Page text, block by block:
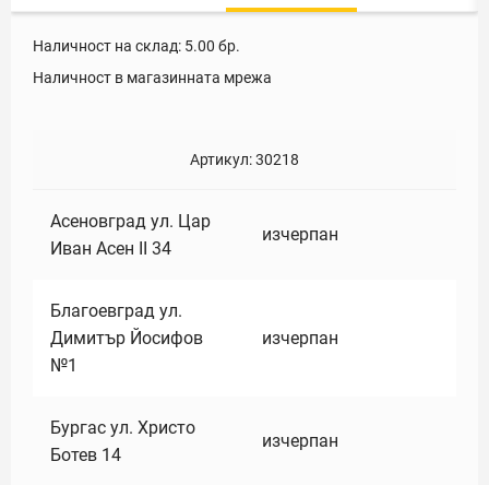
Наличност на склад: 5.00 бр.
Наличност в магазинната мрежа
Артикул:30218
Асеновград ул. Цар
Иван Асен II 34
изчерпан
Благоевград ул.
Димитър Йосифов
№1
изчерпан
Бургас ул. Христо
Ботев 14
изчерпан